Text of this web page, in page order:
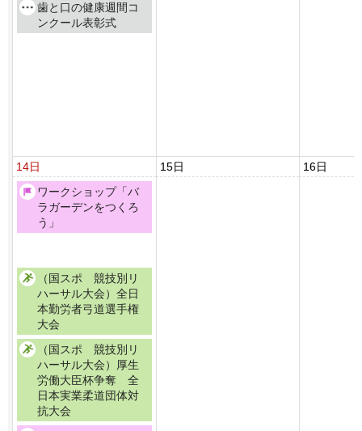
歯と口の健康週間コ
ンクール表彰式
14日 15日
16日
ワークショップ「バ
ラガーデンをつくろ
う」
（国スポ 競技別リ
ハーサル大会）全日
本勤労者弓道選手権
大会
（国スポ 競技別リ
ハーサル大会）厚生
労働大臣杯争奪 全
日本実業柔道団体対
抗大会